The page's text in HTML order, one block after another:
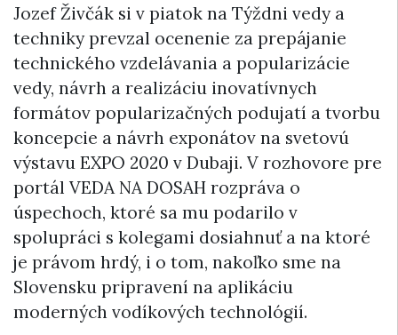
Jozef Živčák si v piatok na Týždni vedy a
techniky prevzal ocenenie za prepájanie
technického vzdelávania a popularizácie
vedy, návrh a realizáciu inovatívnych
formátov popularizačných podujatí a tvorbu
koncepcie a návrh exponátov na svetovú
výstavu EXPO 2020 v Dubaji. V rozhovore pre
portál VEDA NA DOSAH rozpráva o
úspechoch, ktoré sa mu podarilo v
spolupráci s kolegami dosiahnuť a na ktoré
je právom hrdý, i o tom, nakoľko sme na
Slovensku pripravení na aplikáciu
moderných vodíkových technológií.